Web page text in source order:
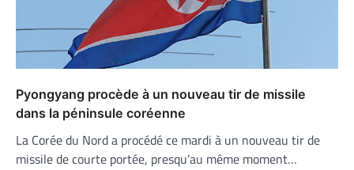
Pyongyang procède à un nouveau tir de missile
dans la péninsule coréenne
La Corée du Nord a procédé ce mardi à un nouveau tir de
missile de courte portée, presqu’au même moment…